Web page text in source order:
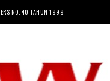
NO. 40 TAHUN 1999